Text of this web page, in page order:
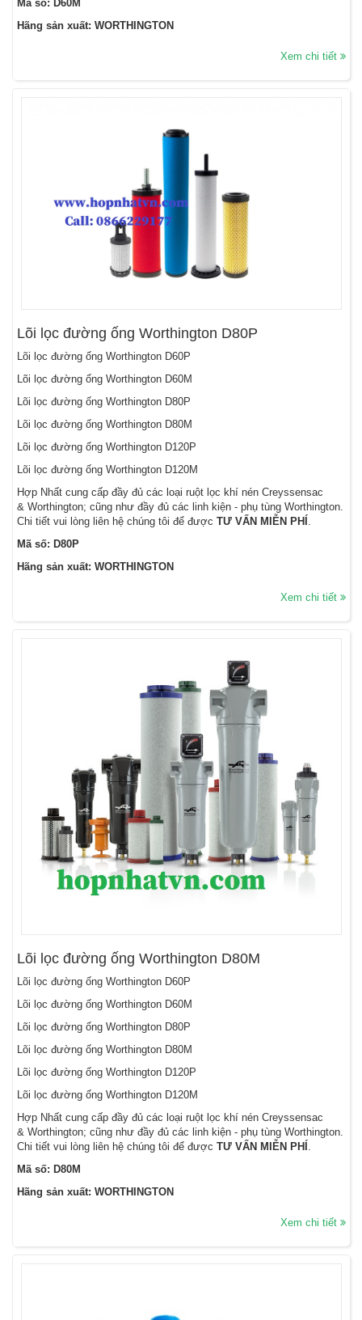
Mã số: D60M
Hãng sản xuất: WORTHINGTON
Xem chi tiết
Lõi lọc đường ống Worthington D80P
Lõi lọc đường ống Worthington D60P
Lõi lọc đường ống Worthington D60M
Lõi lọc đường ống Worthington D80P
Lõi lọc đường ống Worthington D80M
Lõi lọc đường ống Worthington D120P
Lõi lọc đường ống Worthington D120M
Hợp Nhất cung cấp đầy đủ các loại ruột lọc khí nén Creyssensac
& Worthington; cũng như đầy đủ các linh kiện - phụ tùng Worthington.
Chi tiết vui lòng liên hệ chúng tôi để được TƯ VẤN MIỄN PHÍ .
Mã số: D80P
Hãng sản xuất: WORTHINGTON
Xem chi tiết
Lõi lọc đường ống Worthington D80M
Lõi lọc đường ống Worthington D60P
Lõi lọc đường ống Worthington D60M
Lõi lọc đường ống Worthington D80P
Lõi lọc đường ống Worthington D80M
Lõi lọc đường ống Worthington D120P
Lõi lọc đường ống Worthington D120M
Hợp Nhất cung cấp đầy đủ các loại ruột lọc khí nén Creyssensac
& Worthington; cũng như đầy đủ các linh kiện - phụ tùng Worthington.
Chi tiết vui lòng liên hệ chúng tôi để được TƯ VẤN MIỄN PHÍ
Mã số: D80M
Hãng sản xuất: WORTHINGTON
Xem chi tiết